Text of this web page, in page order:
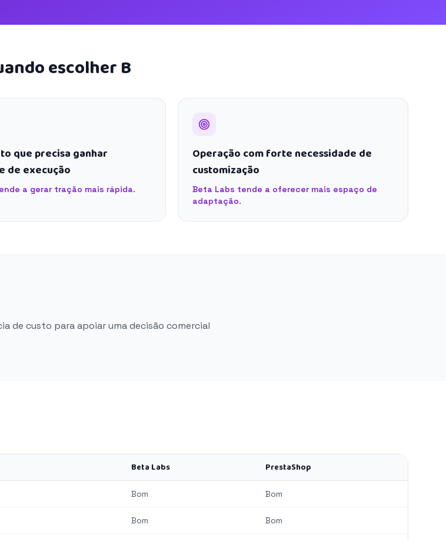
escolher B
que precisa ganhar
de execução
a gerar tração mais rápida.
Operação com forte necessidade de
customização
Beta Labs tende a oferecer mais espaço de
adaptação.
de custo para apoiar uma decisão comercial
Beta Labs PrestaShop
Bom Bom
Bom Bom